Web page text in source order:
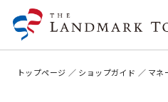
トップページ ショップガイド マネ